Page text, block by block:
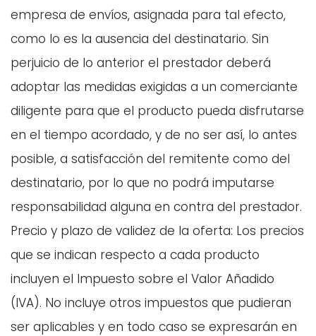
empresa de envíos, asignada para tal efecto,
como lo es la ausencia del destinatario. Sin
perjuicio de lo anterior el prestador deberá
adoptar las medidas exigidas a un comerciante
diligente para que el producto pueda disfrutarse
en el tiempo acordado, y de no ser así, lo antes
posible, a satisfacción del remitente como del
destinatario, por lo que no podrá imputarse
responsabilidad alguna en contra del prestador.
Precio y plazo de validez de la oferta: Los precios
que se indican respecto a cada producto
incluyen el Impuesto sobre el Valor Añadido
(IVA). No incluye otros impuestos que pudieran
ser aplicables y en todo caso se expresarán en